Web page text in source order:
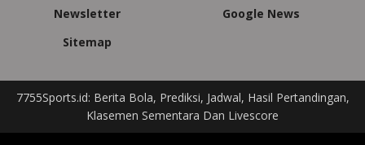
Newsletter
Google News
Sitemap
7755Sports.id: Berita Bola, Prediksi, Jadwal, Hasil Pertandingan,
Klasemen Sementara Dan Livescore